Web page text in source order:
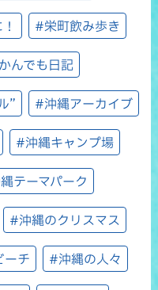
#栄町飲み歩き
んでも日記
” #沖縄アーカイブ
#沖縄キャンプ場
テーマパーク
#沖縄のクリスマス
ーチ #沖縄の人々